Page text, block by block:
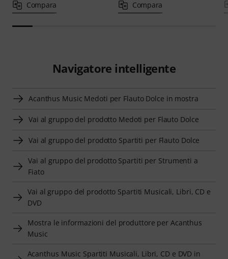
Compara Compara
Navigatore intelligente
Acanthus Music Medoti per Flauto Dolce in mostra
Vai al gruppo del prodotto Medoti per Flauto Dolce
Vai al gruppo del prodotto Spartiti per Flauto Dolce
Vai al gruppo del prodotto Spartiti per Strumenti a
Fiato
Vai al gruppo del prodotto Spartiti Musicali, Libri, CD e
DVD
Mostra le informazioni del produttore per Acanthus
Music
Acanthus Music Spartiti Musicali, Libri, CD e DVD in